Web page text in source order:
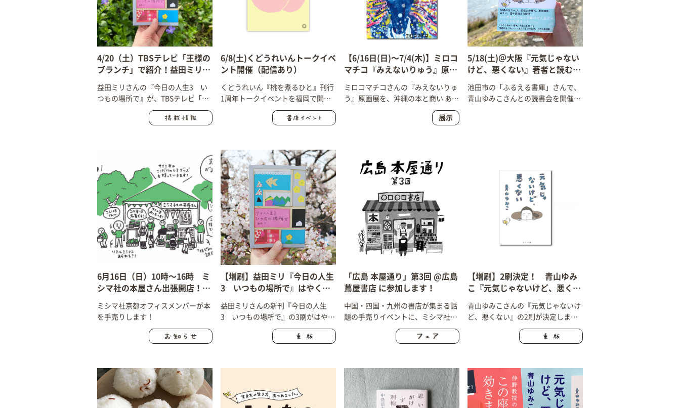
4/20（土）TBSテレビ「王様の
ブランチ」で紹介！益田ミリ
で』
益田ミリさんの『今日の人生3 い
つもの場所で』が、TBSテレビ「王
様のブランチ」で紹介されまし
た！ ブックランキング4位です！
6/8(土)くどうれいんトークイベ
ント開催（配信あり）
くどうれいん『桃を煮るひと』刊行
1周年トークイベントを福岡で開
【6/16日(日)〜7/4(木)】ミロコ
マチコ『みえないりゅう』原画
ミロコマチコさんの『みえないりゅ
う』原画展を、沖縄の本と商い ある
展示
5/18(土)＠大阪『元気じゃない
けど、悪くない』著者と読む読
池田市の「ふるえる書庫」さんで、
青山ゆみこさんとの読書会を開催し
6月16日（日）10時〜16時 ミ
シマ社の本屋さん出張開店！＠
ミシマ社京都オフィスメンバーが本
を手売りします！
【増刷】益田ミリ『今日の人生
3 いつもの場所で』はやくも3
益田ミリさんの新刊『今日の人生
3 いつもの場所で』の3刷がはやく
も決定しました！
「広島 本屋通り」第3回 @広島
蔦屋書店 に参加します！
中国・四国・九州の書店が集まる話
題の手売りイベントに、ミシマ社も
まさかの参加決定！
【増刷】2刷決定！ 青山ゆみ
こ『元気じゃないけど、悪くな
青山ゆみこさんの『元気じゃないけ
ど、悪くない』の2刷が決定しまし